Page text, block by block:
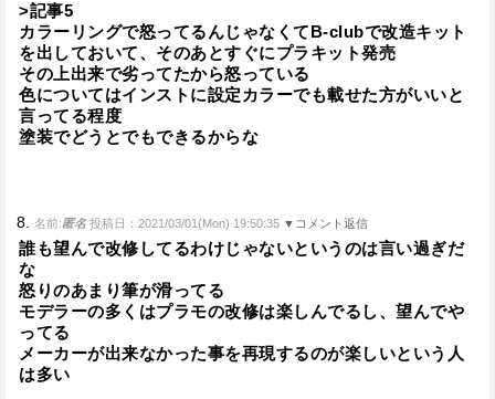
>記事5
カラーリングで怒ってるんじゃなくてB-clubで改造キット
を出しておいて、そのあとすぐにプラキット発売
その上出来で劣ってたから怒っている
色についてはインストに設定カラーでも載せた方がいいと
言ってる程度
塗装でどうとでもできるからな
8. 名前:匿名 投稿日：2021/03/01(Mon) 19:50:35 ▼コメント返信
誰も望んで改修してるわけじゃないというのは言い過ぎだ
な
怒りのあまり筆が滑ってる
モデラーの多くはプラモの改修は楽しんでるし、望んでや
ってる
メーカーが出来なかった事を再現するのが楽しいという人
は多い